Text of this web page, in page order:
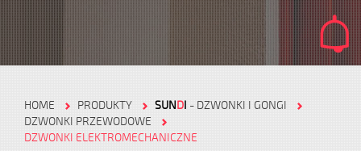
HOME PRODUKTY SUNDI - DZWONKI I GONGI
DZWONKI PRZEWODOWE
DZWONKI ELEKTROMECHANICZNE